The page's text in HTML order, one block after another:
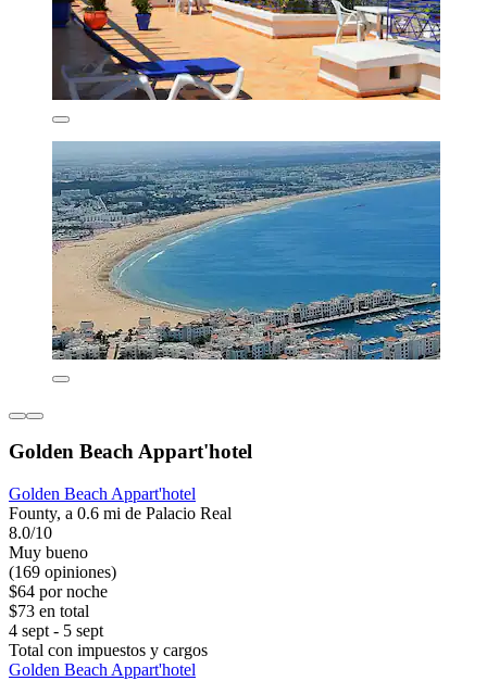
Golden Beach Appart'hotel
Golden Beach Appart'hotel
Founty, a 0.6 mi de Palacio Real
8.0/10
Muy bueno
(169 opiniones)
$64 por noche
$73 en total
4 sept - 5 sept
Total con impuestos y cargos
Golden Beach Appart'hotel